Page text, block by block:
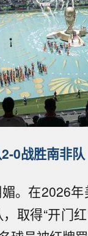
0战胜南非队
。在2026
取得“开门